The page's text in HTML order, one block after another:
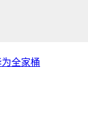
全家桶